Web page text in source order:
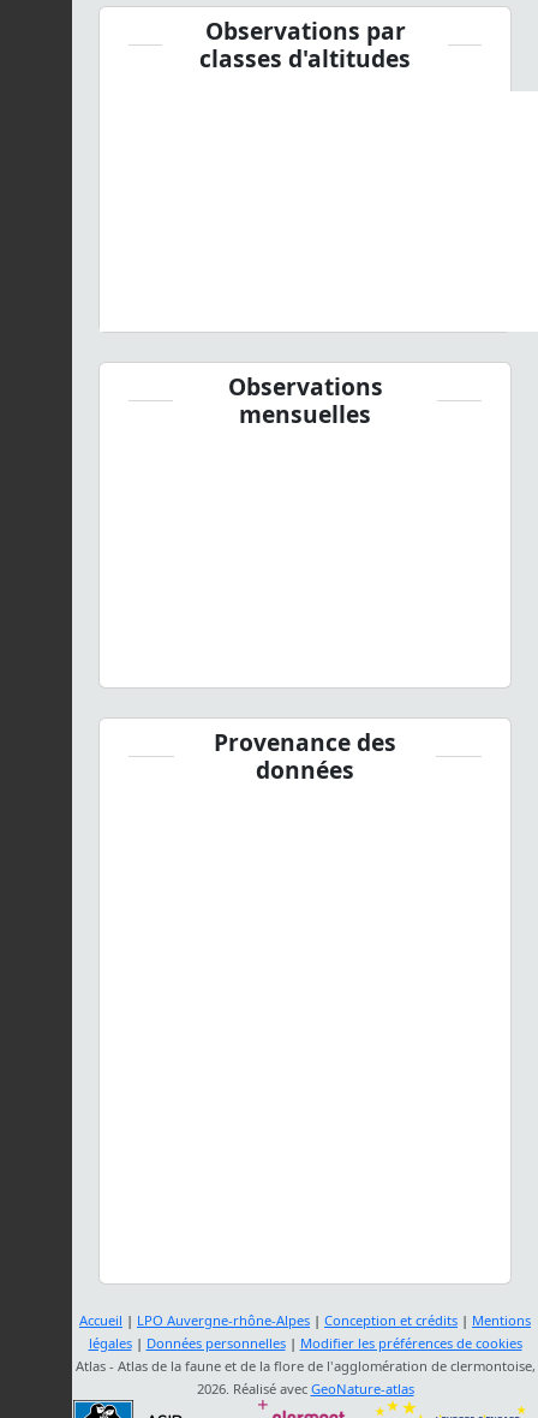
Observations par
classes d'altitudes
Observations
mensuelles
Provenance des
données
Accueil | LPO Auvergne-rhône-Alpes | Conception et crédits | Mentions
légales| Données personnelles| Modifier les préférences de cookies
Atlas - Atlas de la faune et de la flore de l'agglomération de clermontoise,
2026. Réalisé avec GeoNature-atlas